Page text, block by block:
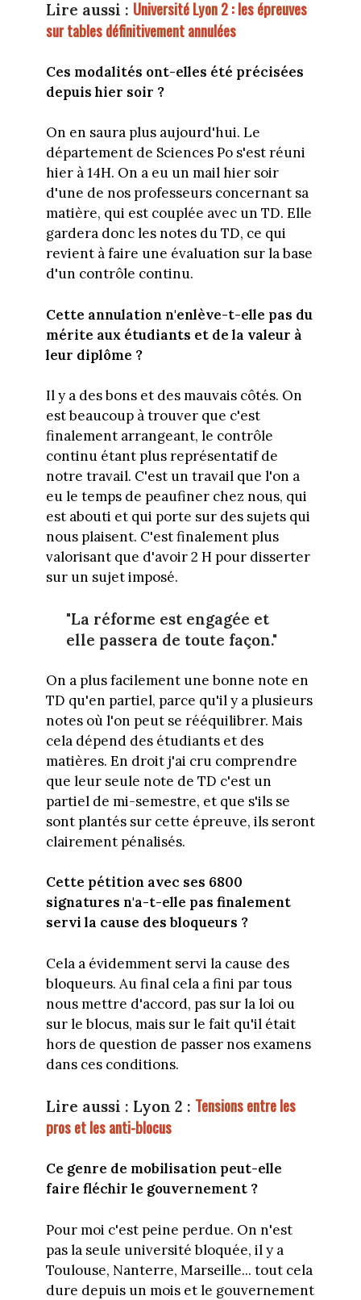
Lire aussi : Université Lyon 2 : les épreuves
sur tables définitivement annulées
Ces modalités ont-elles été précisées
depuis hier soir ?
On en saura plus aujourd'hui. Le
département de Sciences Po s'est réuni
hier à 14H. On a eu un mail hier soir
d'une de nos professeurs concernant sa
matière, qui est couplée avec un TD. Elle
gardera donc les notes du TD, ce qui
revient à faire une évaluation sur la base
d'un contrôle continu.
Cette annulation n'enlève-t-elle pas du
mérite aux étudiants et de la valeur à
leur diplôme ?
Il y a des bons et des mauvais côtés. On
est beaucoup à trouver que c'est
finalement arrangeant, le contrôle
continu étant plus représentatif de
notre travail. C'est un travail que l'on a
eu le temps de peaufiner chez nous, qui
est abouti et qui porte sur des sujets qui
nous plaisent. C'est finalement plus
valorisant que d'avoir 2 H pour disserter
sur un sujet imposé.
"La réforme est engagée et
elle passera de toute façon."
On a plus facilement une bonne note en
TD qu'en partiel, parce qu'il y a plusieurs
notes où l'on peut se rééquilibrer. Mais
cela dépend des étudiants et des
matières. En droit j'ai cru comprendre
que leur seule note de TD c'est un
partiel de mi-semestre, et que s'ils se
sont plantés sur cette épreuve, ils seront
clairement pénalisés.
Cette pétition avec ses 6800
signatures n'a-t-elle pas finalement
servi la cause des bloqueurs ?
Cela a évidemment servi la cause des
bloqueurs. Au final cela a fini par tous
nous mettre d'accord, pas sur la loi ou
sur le blocus, mais sur le fait qu'il était
hors de question de passer nos examens
dans ces conditions.
Lire aussi : Lyon 2 : Tensions entre les
pros et les anti-blocus
Ce genre de mobilisation peut-elle
faire fléchir le gouvernement ?
Pour moi c'est peine perdue. On n'est
pas la seule université bloquée, il y a
Toulouse, Nanterre, Marseille... tout cela
dure depuis un mois et le gouvernement